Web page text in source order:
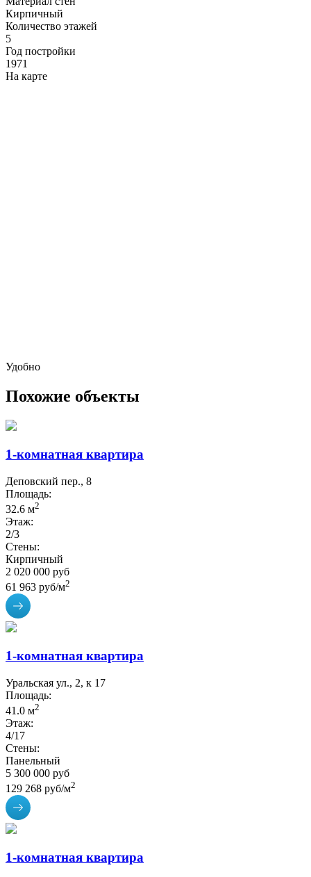
Кирпичный
Количество этажей
5
Год постройки
1971
На карте
Удобно
Похожие объекты
1-комнатная квартира
Деповский пер., 8
Площадь:
32.6 м2
Этаж:
2/3
Стены:
Кирпичный
2 020 000 руб
61 963 руб/м2
1-комнатная квартира
Уральская ул., 2, к 17
Площадь:
41.0 м2
Этаж:
4/17
Стены:
Панельный
5 300 000 руб
129 268 руб/м2
1-комнатная квартира